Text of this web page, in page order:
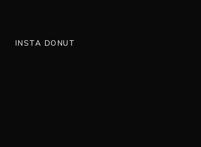
INSTA DONUT